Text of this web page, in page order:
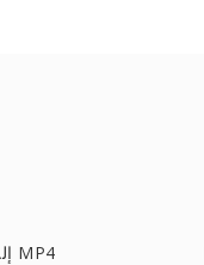
MJPEG إلى MP4